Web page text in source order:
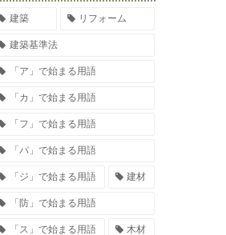
建築 リフォーム
建築基準法
「ア」で始まる用語
「カ」で始まる用語
「フ」で始まる用語
「パ」で始まる用語
「ジ」で始まる用語 建材
「防」で始まる用語
「ス」で始まる用語 木材